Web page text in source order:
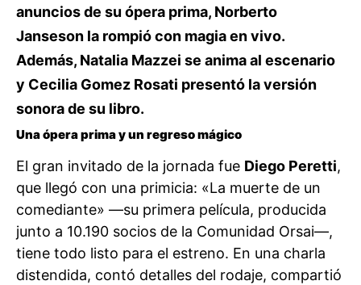
anuncios de su ópera prima, Norberto
Janseson la rompió con magia en vivo.
Además, Natalia Mazzei se anima al escenario
y Cecilia Gomez Rosati presentó la versión
sonora de su libro.
Una ópera prima y un regreso mágico
El gran invitado de la jornada fue Diego Peretti,
que llegó con una primicia: «La muerte de un
comediante» —su primera película, producida
junto a 10.190 socios de la Comunidad Orsai—,
tiene todo listo para el estreno. En una charla
distendida, contó detalles del rodaje, compartió